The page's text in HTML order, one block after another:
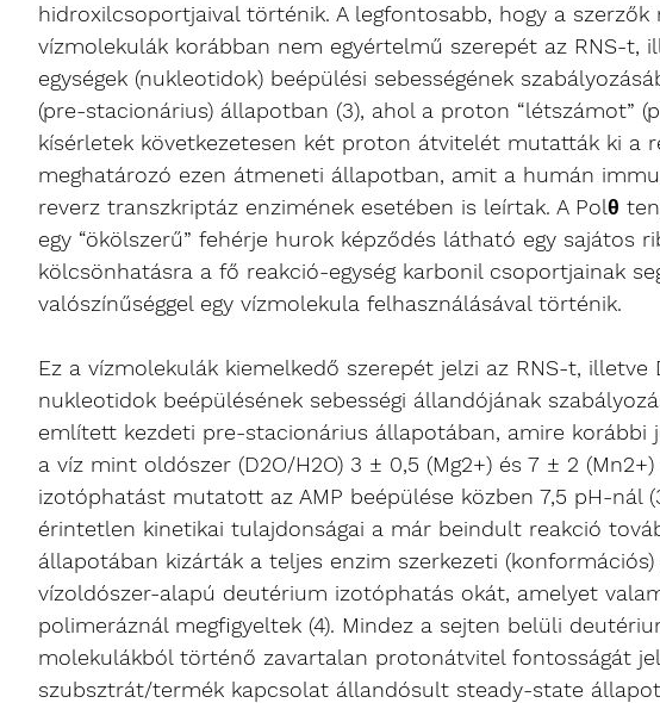
hidroxilcsoportjaival történik. A legfontosabb, hogy a szerzők
vízmolekulák korábban nem egyértelmű szerepét az RNS-t,
egységek (nukleotidok) beépülési sebességének
(pre-stacionárius) állapotban (3), ahol a proton “létszámot”
kísérletek következetesen két proton átvitelét mutatták ki a
meghatározó ezen átmeneti állapotban, amit a humán
reverz transzkriptáz enzimének esetében is leírtak. A Polθ
egy “ökölszerű” fehérje hurok képződés látható egy sajátos
kölcsönhatásra a fő reakció-egység karbonil csoportjainak
valószínűséggel egy vízmolekula felhasználásával történik.
Ez a vízmolekulák kiemelkedő szerepét jelzi az RNS-t, illetve
nukleotidok beépülésének sebességi állandójának
említett kezdeti pre-stacionárius állapotában, amire korábbi
a víz mint oldószer (D2O/H2O) 3 ± 0,5 (Mg2+) és 7 ± 2
izotóphatást mutatott az AMP beépülése közben 7,5 pH-nál
érintetlen kinetikai tulajdonságai a már beindult reakció
állapotában kizárták a teljes enzim szerkezeti
vízoldószer-alapú deutérium izotóphatás okát, amelyet
polimeráznál megfigyeltek (4). Mindez a sejten belüli
molekulákból történő zavartalan protonátvitel fontosságát
szubsztrát/termék kapcsolat állandósult steady-state